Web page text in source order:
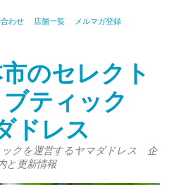
わせ 店舗一覧 メルマガ登録
のセレクト
ティック
ドレス
ックを運営するヤマダドレス 企
と更新情報